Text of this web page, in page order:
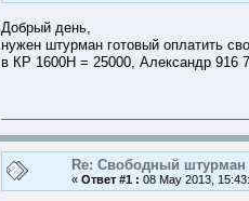
Добрый день,
нужен штурман готовый оплатить
в КР 1600Н = 25000, Александр 916
Re: Свободный штурман
« Ответ #1 : 08 May 2013,